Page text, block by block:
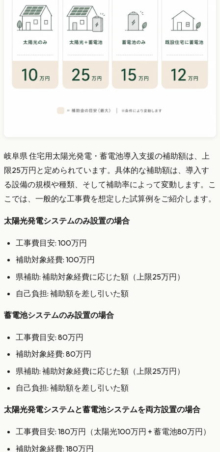
岐阜県 住宅用太陽光発電・蓄電池導入支援の補助額は、上
限25万円と定められています。具体的な補助額は、導入す
る設備の規模や種類、そして補助率によって変動します。こ
こでは、一般的な工事費を想定した試算例をご紹介します。
太陽光発電システムのみ設置の場合
工事費目安: 100万円
補助対象経費: 100万円
県補助: 補助対象経費に応じた額（上限25万円）
自己負担: 補助額を差し引いた額
蓄電池システムのみ設置の場合
工事費目安: 80万円
補助対象経費: 80万円
県補助: 補助対象経費に応じた額（上限25万円）
自己負担: 補助額を差し引いた額
太陽光発電システムと蓄電池システムを両方設置の場合
工事費目安: 180万円（太陽光100万円 + 蓄電池80万円）
補助対象経費: 180万円